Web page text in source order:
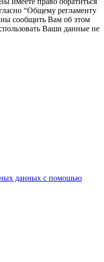
“Общему регламенту
сообщить Вам об этом
Ваши данные не
данных с помощью